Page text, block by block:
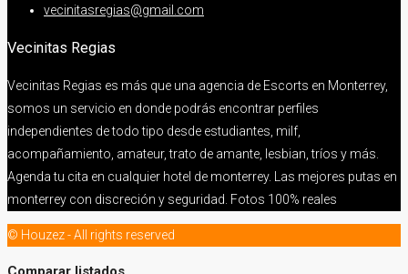
vecinitasregias@gmail.com
Vecinitas Regias
Vecinitas Regias es más que una agencia de Escorts en Monterrey,
somos un servicio en donde podrás encontrar perfiles
independientes de todo tipo desde estudiantes, milf,
acompañamiento, amateur, trato de amante, lesbian, tríos y más.
Agenda tu cita en cualquier hotel de monterrey. Las mejores putas en
monterrey con discreción y seguridad. Fotos 100% reales
© Houzez - All rights reserved